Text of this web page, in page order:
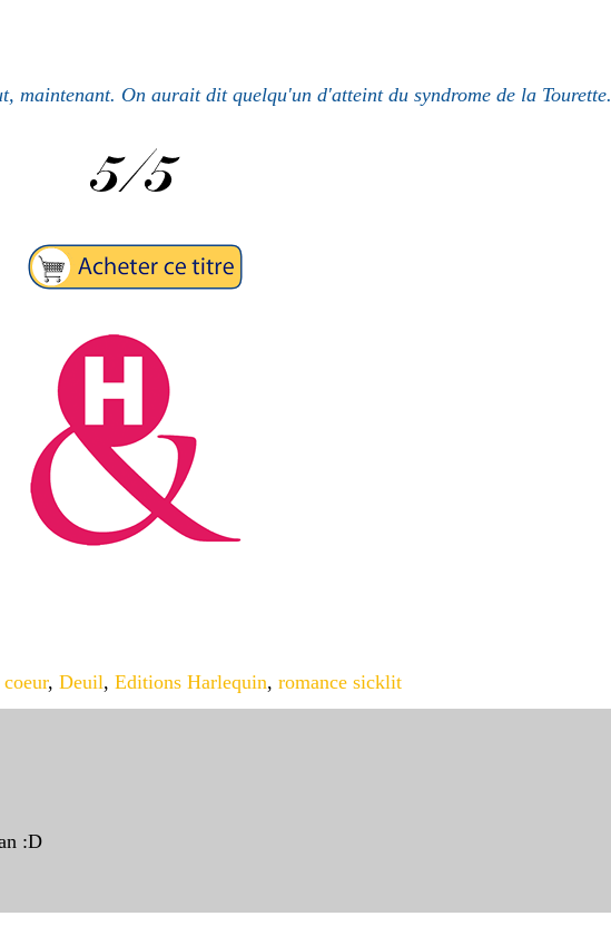
maintenant. On aurait dit quelqu'un d'atteint du syndrome de la Tourette.
, Deuil, Editions Harlequin, romance sicklit
:D